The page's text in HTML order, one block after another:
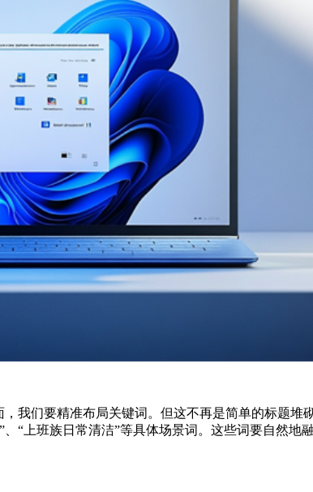
我们要精准布局关键词。但这不再是简单的标题
“上班族日常清洁”等具体场景词。这些词要自然